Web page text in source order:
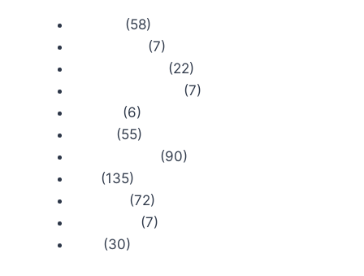
(58)
(7)
(22)
(7)
(6)
(55)
(90)
(135)
(72)
(7)
(30)